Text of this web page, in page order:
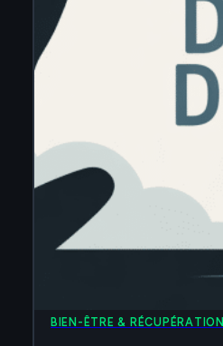
BIEN-ÊTRE & RÉCUPÉRATION